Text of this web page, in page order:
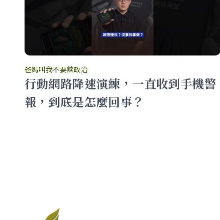
爸媽叫我不要談政治
行動網路降速演練，一直收到手機警
報，到底是怎麼回事？